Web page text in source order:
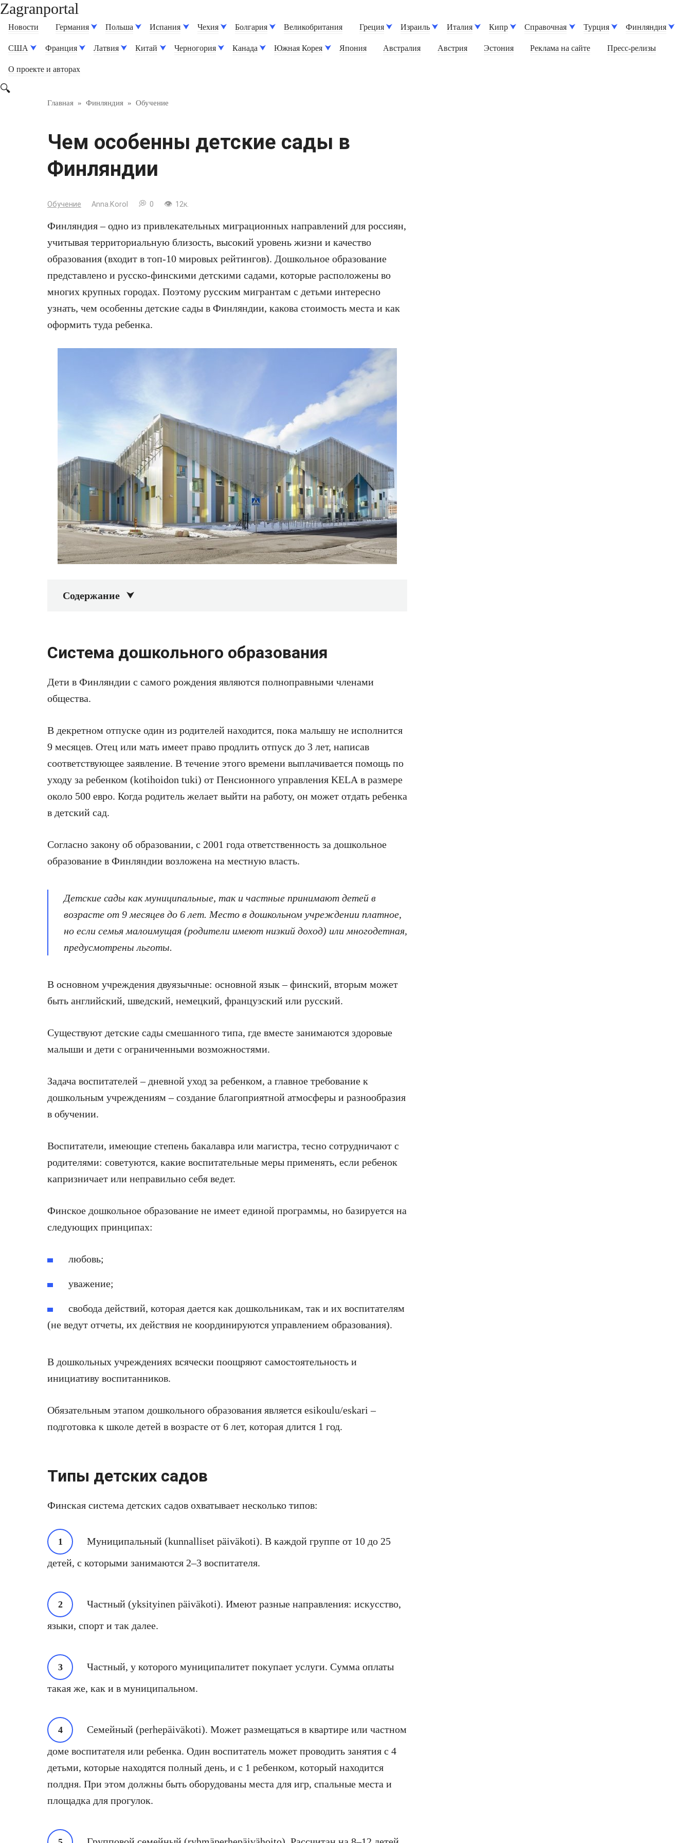
Перейти
Zagranportal
Новости Германия Польша Испания Чехия Болгария Великобритания Греция Израиль Италия Кипр Справочная Турция Финляндия
США Франция Латвия Китай Черногория Канада Южная Корея Япония Австралия Австрия Эстония Реклама на сайте Пресс-релизы
О проекте и авторах
Главная » Финляндия » Обучение
Чем особенны детские сады в
Финляндии
Обучение Anna.Korol 0 12к.
Финляндия – одно из привлекательных миграционных направлений для россиян,
учитывая территориальную близость, высокий уровень жизни и качество
образования (входит в топ-10 мировых рейтингов). Дошкольное образование
представлено и русско-финскими детскими садами, которые расположены во
многих крупных городах. Поэтому русским мигрантам с детьми интересно
узнать, чем особенны детские сады в Финляндии, какова стоимость места и как
оформить туда ребенка.
Содержание
Система дошкольного образования
Дети в Финляндии с самого рождения являются полноправными членами
общества.
В декретном отпуске один из родителей находится, пока малышу не исполнится
9 месяцев. Отец или мать имеет право продлить отпуск до 3 лет, написав
соответствующее заявление. В течение этого времени выплачивается помощь по
уходу за ребенком (kotihoidon tuki) от Пенсионного управления KELА в размере
около 500 евро. Когда родитель желает выйти на работу, он может отдать ребенка
в детский сад.
Согласно закону об образовании, с 2001 года ответственность за дошкольное
образование в Финляндии возложена на местную власть.
Детские сады как муниципальные, так и частные принимают детей в
возрасте от 9 месяцев до 6 лет. Место в дошкольном учреждении платное,
но если семья малоимущая (родители имеют низкий доход) или многодетная,
предусмотрены льготы.
В основном учреждения двуязычные: основной язык – финский, вторым может
быть английский, шведский, немецкий, французский или русский.
Существуют детские сады смешанного типа, где вместе занимаются здоровые
малыши и дети с ограниченными возможностями.
Задача воспитателей – дневной уход за ребенком, а главное требование к
дошкольным учреждениям – создание благоприятной атмосферы и разнообразия
в обучении.
Воспитатели, имеющие степень бакалавра или магистра, тесно сотрудничают с
родителями: советуются, какие воспитательные меры применять, если ребенок
капризничает или неправильно себя ведет.
Финское дошкольное образование не имеет единой программы, но базируется на
следующих принципах:
любовь;
уважение;
свобода действий, которая дается как дошкольникам, так и их воспитателям
(не ведут отчеты, их действия не координируются управлением образования).
В дошкольных учреждениях всячески поощряют самостоятельность и
инициативу воспитанников.
Обязательным этапом дошкольного образования является еsikoulu/eskari –
подготовка к школе детей в возрасте от 6 лет, которая длится 1 год.
Типы детских садов
Финская система детских садов охватывает несколько типов:
Муниципальный (kunnalliset päiväkoti). В каждой группе от 10 до 25
детей, с которыми занимаются 2–3 воспитателя.
Частный (yksityinen päiväkoti). Имеют разные направления: искусство,
языки, спорт и так далее.
Частный, у которого муниципалитет покупает услуги. Сумма оплаты
такая же, как и в муниципальном.
Семейный (perhepäiväkoti). Может размещаться в квартире или частном
доме воспитателя или ребенка. Один воспитатель может проводить занятия с 4
детьми, которые находятся полный день, и с 1 ребенком, который находится
полдня. При этом должны быть оборудованы места для игр, спальные места и
площадка для прогулок.